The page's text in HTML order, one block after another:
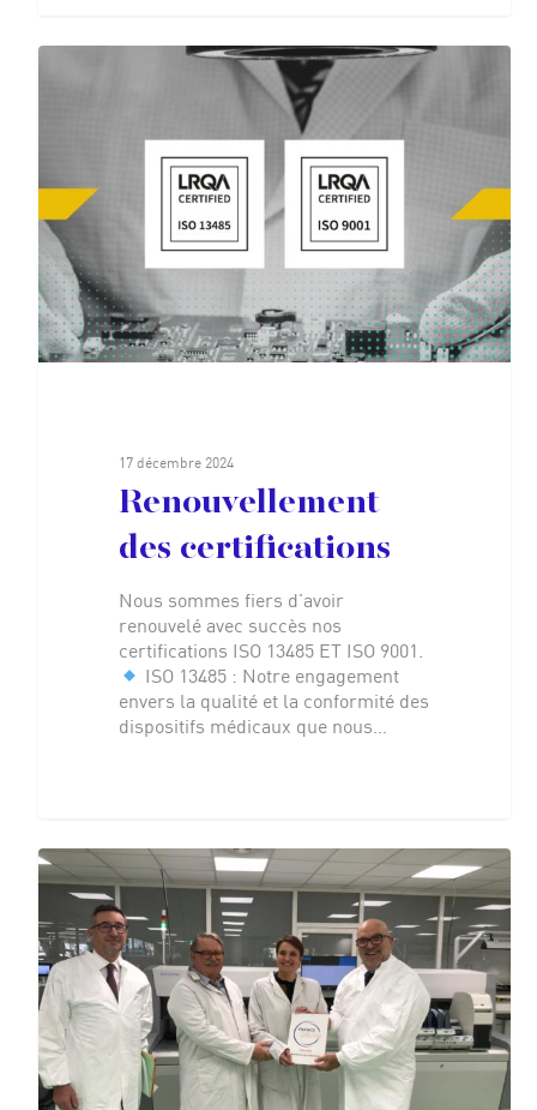
17 décembre 2024
Renouvellement
des certifications
Nous sommes fiers d'avoir
renouvelé avec succès nos
certifications ISO 13485 ET ISO 9001.
ISO 13485 : Notre engagement
envers la qualité et la conformité des
dispositifs médicaux que nous…